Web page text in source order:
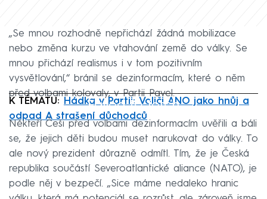
„Se mnou rozhodně nepřichází žádná mobilizace
nebo změna kurzu ve vtahování země do války. Se
mnou přichází realismus i v tom pozitivním
vysvětlování,“ bránil se dezinformacím, které o něm
před volbami kolovaly, v Partii Pavel.
Failed to fetch
K TÉMATU: Hádka v Partii: Voliči ANO jako hnůj a
odpad A strašení důchodců
Někteří Češi před volbami dezinformacím uvěřili a báli
se, že jejich děti budou muset narukovat do války. To
ale nový prezident důrazně odmítl. Tím, že je Česká
republika součástí Severoatlantické aliance (NATO), je
podle něj v bezpečí. „Sice máme nedaleko hranic